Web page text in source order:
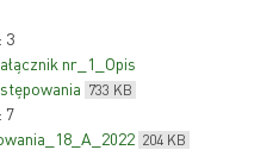
3
nr_1_Opis
733 KB
7
204 KB